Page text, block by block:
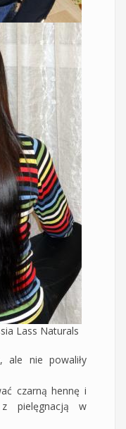
Lass Naturals
ale nie powaliły
czarną hennę i
z pielęgnacją w